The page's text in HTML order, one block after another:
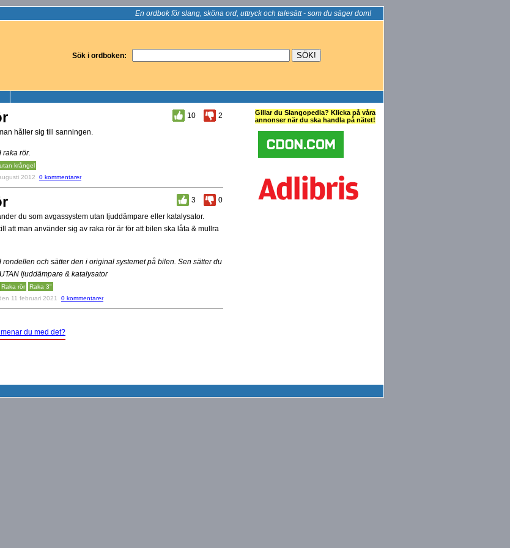
En ordbok för slang, sköna ord, uttryck och talesätt - som du säger dom!
Sök i ordboken:
10
2
håller sig till sanningen.
raka rör.
utan krångel
2012 0 kommentarer
3
0
du som avgassystem utan ljuddämpare eller katalysator.
att man använder sig av raka rör är för att bilen ska låta & mullra
rondellen och sätter den i original systemet på bilen. Sen sätter du
ljuddämpare & katalysator
Raka rör
Raka 3"
11 februari 2021 0 kommentarer
du med det?
Gillar du Slangopedia? Klicka på våra
annonser när du ska handla på nätet!